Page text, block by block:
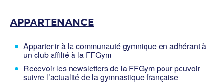
APPARTENANCE
Appartenir à la communauté gymnique en adhérant à
un club affilié à la FFGym
Recevoir les newsletters de la FFGym pour pouvoir
suivre l’actualité de la gymnastique française